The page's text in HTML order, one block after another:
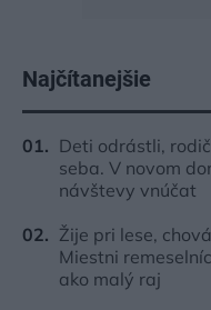
Najčítanejšie
Deti odrástli,
seba. V novom
návštevy vnúčat
Žije pri lese,
Miestni
ako malý raj